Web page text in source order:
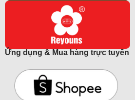
Ứng dụng & Mua hàng trực tuyến